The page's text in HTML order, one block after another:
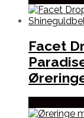
Facet